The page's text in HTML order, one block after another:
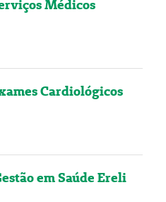
Médicos
Cardiológicos
em Saúde Ereli